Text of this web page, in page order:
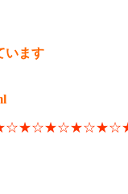
います